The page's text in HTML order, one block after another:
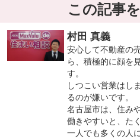
この記事
村田 真義
安心して不動産の
ら、積極的に顔を
す。
しつこい営業はし
るのが嫌いです。
名古屋市は、住み
働きやすいと、た
一人でも多くの人